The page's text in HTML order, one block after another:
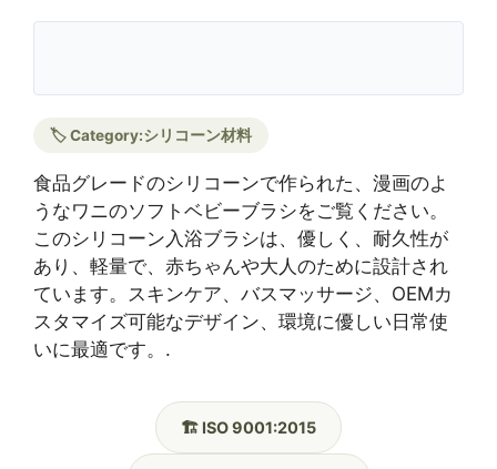
🏷️ Category:シリコーン材料
食品グレードのシリコーンで作られた、漫画のよ
うなワニのソフトベビーブラシをご覧ください。
このシリコーン入浴ブラシは、優しく、耐久性が
あり、軽量で、赤ちゃんや大人のために設計され
ています。スキンケア、バスマッサージ、OEMカ
スタマイズ可能なデザイン、環境に優しい日常使
いに最適です。.
🏗️ ISO 9001:2015